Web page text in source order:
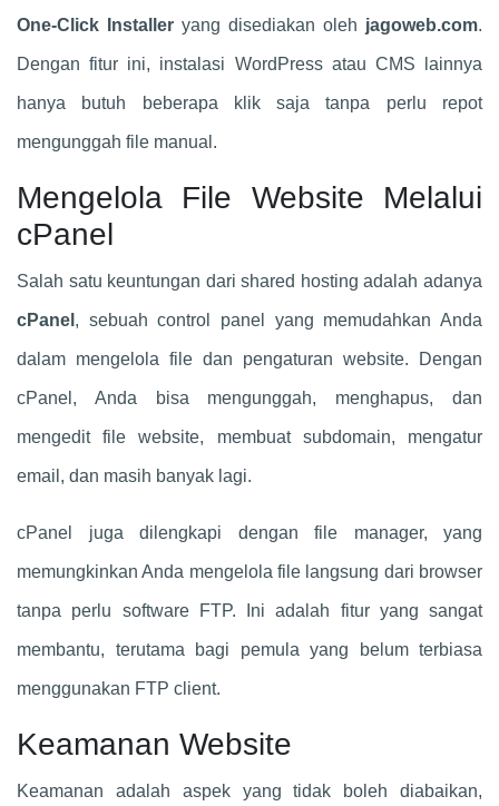
One-Click Installer yang disediakan oleh jagoweb.com.
Dengan fitur ini, instalasi WordPress atau CMS lainnya
hanya butuh beberapa klik saja tanpa perlu repot
mengunggah file manual.
Mengelola File Website Melalui
cPanel
Salah satu keuntungan dari shared hosting adalah adanya
cPanel , sebuah control panel yang memudahkan Anda
dalam mengelola file dan pengaturan website. Dengan
cPanel, Anda bisa mengunggah, menghapus, dan
mengedit file website, membuat subdomain, mengatur
email, dan masih banyak lagi.
cPanel juga dilengkapi dengan file manager, yang
memungkinkan Anda mengelola file langsung dari browser
tanpa perlu software FTP. Ini adalah fitur yang sangat
membantu, terutama bagi pemula yang belum terbiasa
menggunakan FTP client.
Keamanan Website
Keamanan adalah aspek yang tidak boleh diabaikan,